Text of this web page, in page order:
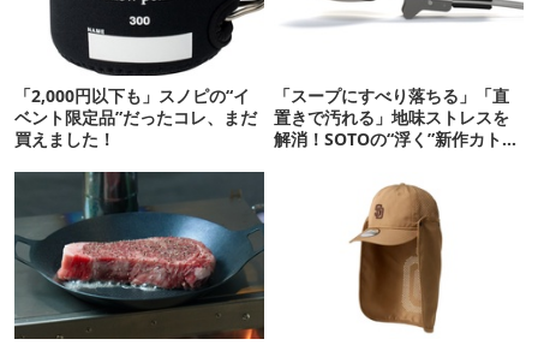
「2,000円以下も」スノピの“イ
ベント限定品”だったコレ、まだ
買えました！
「スープにすべり落ちる」「直
置きで汚れる」地味ストレスを
解消！SOTOの“浮く”新作カトラ